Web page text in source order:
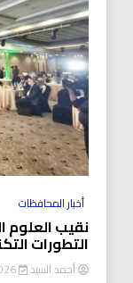
أخبار المحافظات
نقيب العلوم
التطورات
أحمد السيد 2026-08-04